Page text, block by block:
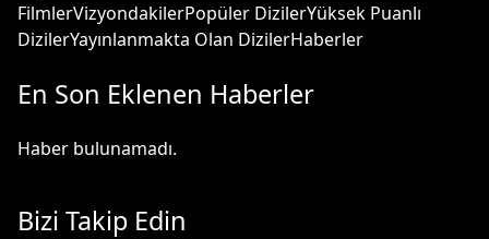
FilmlerVizyondakilerPopüler DizilerYüksek Puanlı
DizilerYayınlanmakta Olan DizilerHaberler
En Son Eklenen Haberler
Haber bulunamadı.
Bizi Takip Edin